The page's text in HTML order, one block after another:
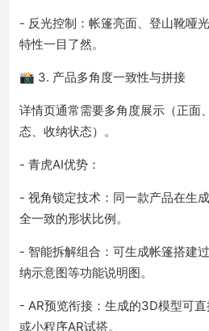
- 反光控制：帐篷亮面、登山靴哑
特性一目了然。
📸 3. 产品多角度一致性与拼接
详情页通常需要多角度展示（正面
态、收纳状态）。
- 青虎AI优势：
- 视角锁定技术：同一款产品在生
全一致的形状比例。
- 智能拆解组合：可生成帐篷搭建
纳示意图等功能说明图。
- AR预览衔接：生成的3D模型可
或小程序AR试搭。